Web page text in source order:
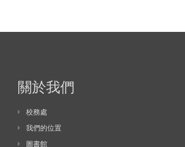
關於我們
校務處
我們的位置
圖書館